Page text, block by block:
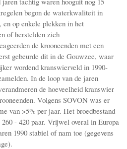
begon de waterkwaliteit in
en op enkele plekken in het
of herstelden zich
de krooneenden met een
gebeurde dit in de Gouwzee, waar
wordend kranswierveld in 1990-
In de loop van de jaren
de hoeveelheid kranswier
Volgens SOVON was er
van >5% per jaar. Het broedbestand
- 420 paar. Vrijwel overal in Europa
1990 stabiel of nam toe (gegevens